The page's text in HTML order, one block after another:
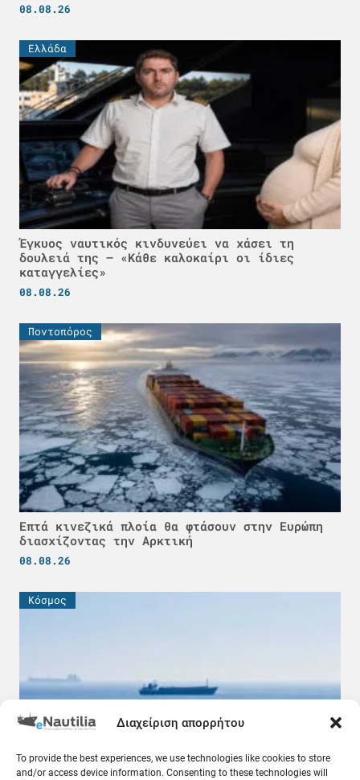
Διαχείριση απορρήτου
To provide the best experiences, we use technologies like cookies to store
and/or access device information. Consenting to these technologies will
08.08.26
Ελλάδα
Έγκυος ναυτικός κινδυνεύει να χάσει τη
δουλειά της – «Κάθε καλοκαίρι οι ίδιες
καταγγελίες»
08.08.26
Ποντοπόρος
Επτά κινεζικά πλοία θα φτάσουν στην Ευρώπη
διασχίζοντας την Αρκτική
08.08.26
Κόσμος